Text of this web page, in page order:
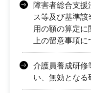
障害者総合支援
ス等及び基準
用の額の算定
上の留意事項
介護員養成研修
い、無効となる